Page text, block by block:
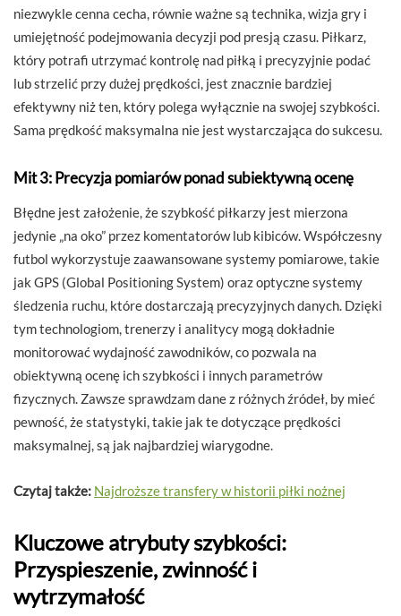
niezwykle cenna cecha, równie ważne są technika, wizja gry i
umiejętność podejmowania decyzji pod presją czasu. Piłkarz,
który potrafi utrzymać kontrolę nad piłką i precyzyjnie podać
lub strzelić przy dużej prędkości, jest znacznie bardziej
efektywny niż ten, który polega wyłącznie na swojej szybkości.
Sama prędkość maksymalna nie jest wystarczająca do sukcesu.
Mit 3: Precyzja pomiarów ponad subiektywną ocenę
Błędne jest założenie, że szybkość piłkarzy jest mierzona
jedynie „na oko” przez komentatorów lub kibiców. Współczesny
futbol wykorzystuje zaawansowane systemy pomiarowe, takie
jak GPS (Global Positioning System) oraz optyczne systemy
śledzenia ruchu, które dostarczają precyzyjnych danych. Dzięki
tym technologiom, trenerzy i analitycy mogą dokładnie
monitorować wydajność zawodników, co pozwala na
obiektywną ocenę ich szybkości i innych parametrów
fizycznych. Zawsze sprawdzam dane z różnych źródeł, by mieć
pewność, że statystyki, takie jak te dotyczące prędkości
maksymalnej, są jak najbardziej wiarygodne.
Czytaj także: Najdroższe transfery w historii piłki nożnej
Kluczowe atrybuty szybkości:
Przyspieszenie, zwinność i
wytrzymałość